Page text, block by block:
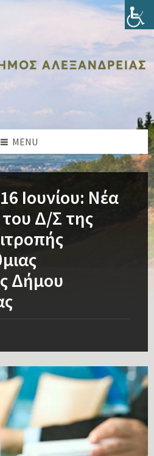
MENU
Ιουνίου: Νέα
Δ/Σ της
Δήμου